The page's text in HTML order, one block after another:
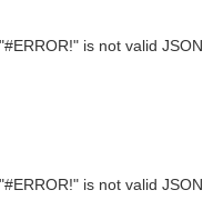
is not valid JSON
is not valid JSON